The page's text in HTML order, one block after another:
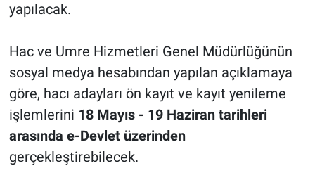
yapılacak.
Hac ve Umre Hizmetleri Genel Müdürlüğünün
sosyal medya hesabından yapılan açıklamaya
göre, hacı adayları ön kayıt ve kayıt yenileme
işlemlerini 18 Mayıs - 19 Haziran tarihleri
arasında e-Devlet üzerinden
gerçekleştirebilecek.